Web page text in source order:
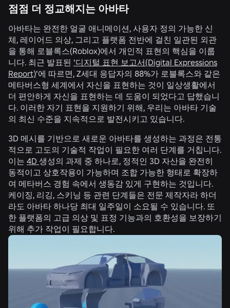
점점 더 정교해지는 아바타
아바타는 완전한 얼굴 애니메이션, 사용자 정의 가능한 신
체, 레이어드 의상, 그리고 플랫폼 전반에 걸친 일관된 외관
을 통해 로블록스(Roblox)에서 개인적 표현의 핵심을 이룹
니다. 최근 발표된 '디지털 표현 보고서(Digital Expressions
Report)'에 따르면, Z세대 응답자의 88%가 로블록스와 같은
메타버스형 세계에서 자신을 표현하는 것이 일상생활에서
더 편안하게 자신을 표현하는 데 도움이 되었다고 답했습니
다. 이러한 자기 표현을 지원하기 위해, 우리는 아바타 기술
의 최신 수준을 지속적으로 발전시키고 있습니다.
3D 메시를 기반으로 새로운 아바타를 생성하는 과정은 전통
적으로 고도의 기술적 작업이 필요한 여러 단계를 거칩니다.
이는 4D 생성의 과제 중 하나로, 정적인 3D 자산을 완전히
동적이고 상호작용이 가능하며 조합 가능한 형태로 확장하
여 메타버스 경험 속에서 생동감 있게 구현하는 것입니다.
케이징, 리깅, 스키닝 등 관련 단계들은 전문 제작자라 하더
라도 아바타 하나당 최대 일주일이 소요될 수 있습니다. 또
한 플랫폼의 고급 의상 및 표정 기능과의 호환성을 보장하기
위해 추가 작업이 필요합니다.